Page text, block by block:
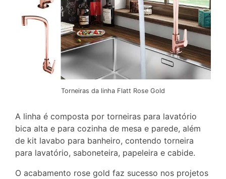
Torneiras da linha Flatt Rose Gold
A linha é composta por torneiras para lavatório
bica alta e para cozinha de mesa e parede, além
de kit lavabo para banheiro, contendo torneira
para lavatório, saboneteira, papeleira e cabide.
O acabamento rose gold faz sucesso nos projetos